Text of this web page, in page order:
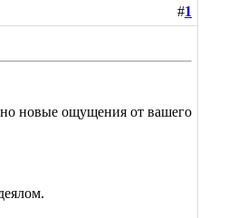
#1
новые ощущения от вашего